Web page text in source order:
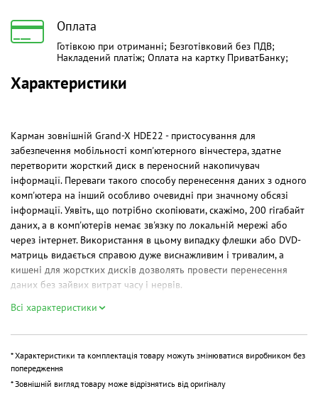
Оплата
Готівкою при отриманні; Безготівковий без ПДВ;
Накладений платіж; Оплата на картку ПриватБанку;
Характеристики
Карман зовнішній Grand-X HDE22 - пристосування для
забезпечення мобільності комп'ютерного вінчестера, здатне
перетворити жорсткий диск в переносний накопичувач
інформації. Переваги такого способу перенесення даних з одного
комп'ютера на інший особливо очевидні при значному обсязі
інформації. Уявіть, що потрібно скопіювати, скажімо, 200 гігабайт
даних, а в комп'ютерів немає зв'язку по локальній мережі або
через інтернет. Використання в цьому випадку флешки або DVD-
матриць видається справою дуже виснажливим і тривалим, а
кишені для жорстких дисків дозволять провести перенесення
даних без зайвих витрат часу і нервів.
Grand-X HDE22 підтримує роботу з 2,5-дюймовими SATA HDD /
зовнішній високошвидкісний інтерфейс USB 2.0.
Всі характеристики
* Характеристики та комплектація товару можуть змінюватися виробником без
попередження
* Зовнішній вигляд товару може відрізнятись від оригіналу